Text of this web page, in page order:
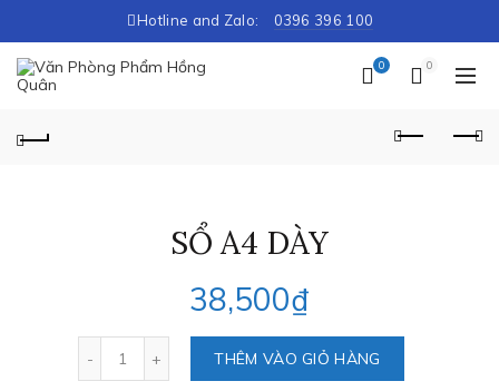
Hotline and Zalo: 0396 396 100
0 0
SỔ A4 DÀY
38,500₫
Số lượng
THÊM VÀO GIỎ HÀNG